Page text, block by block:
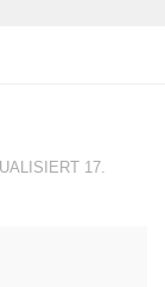
17.